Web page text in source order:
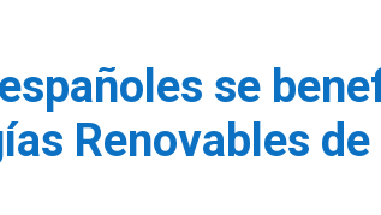
se
Renovables